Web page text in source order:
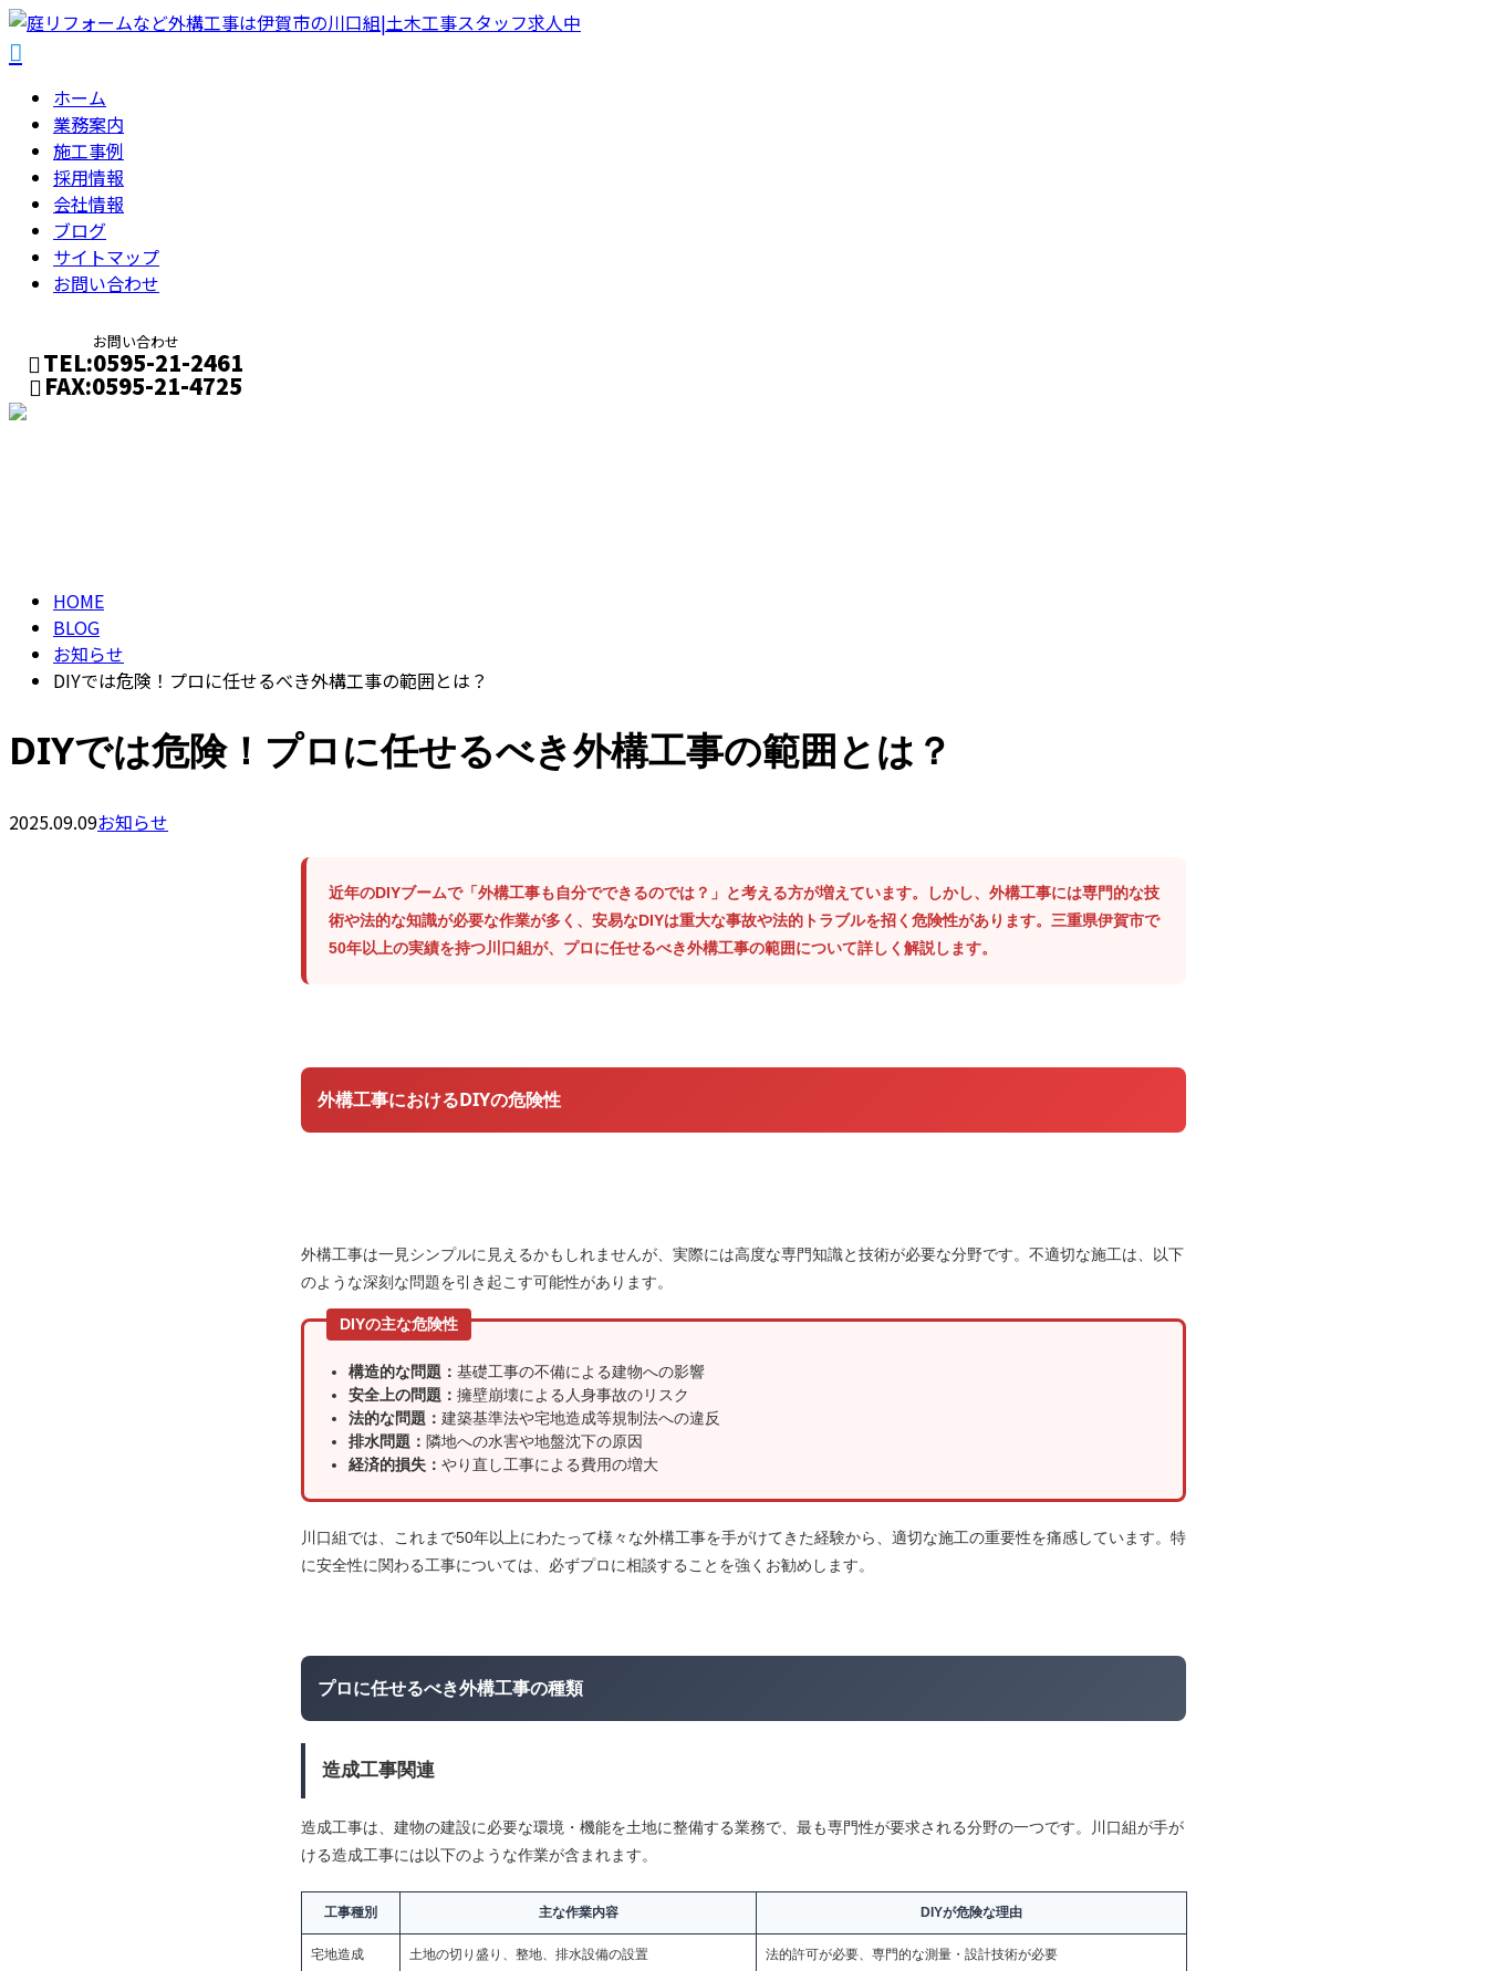
ホーム
業務案内
施工事例
採用情報
会社情報
ブログ
サイトマップ
お問い合わせ
お問い合わせ
TEL:0595-21-2461
FAX:0595-21-4725
HOME
BLOG
お知らせ
DIYでは危険！プロに任せるべき外構工事の範囲とは？
DIYでは危険！プロに任せるべき外構工事の範囲とは？
2025.09.09お知らせ
近年のDIYブームで「外構工事も自分でできるのでは？」と考える方が増えています。しかし、外構工事には専門的な技
術や法的な知識が必要な作業が多く、安易なDIYは重大な事故や法的トラブルを招く危険性があります。三重県伊賀市で
50年以上の実績を持つ川口組が、プロに任せるべき外構工事の範囲について詳しく解説します。
外構工事におけるDIYの危険性
外構工事は一見シンプルに見えるかもしれませんが、実際には高度な専門知識と技術が必要な分野です。不適切な施工は、以下
のような深刻な問題を引き起こす可能性があります。
DIYの主な危険性
構造的な問題： 基礎工事の不備による建物への影響
安全上の問題： 擁壁崩壊による人身事故のリスク
法的な問題： 建築基準法や宅地造成等規制法への違反
排水問題： 隣地への水害や地盤沈下の原因
経済的損失： やり直し工事による費用の増大
川口組では、これまで50年以上にわたって様々な外構工事を手がけてきた経験から、適切な施工の重要性を痛感しています。特
に安全性に関わる工事については、必ずプロに相談することを強くお勧めします。
プロに任せるべき外構工事の種類
造成工事関連
造成工事は、建物の建設に必要な環境・機能を土地に整備する業務で、最も専門性が要求される分野の一つです。川口組が手が
ける造成工事には以下のような作業が含まれます。
工事種別 主な作業内容 DIYが危険な理由
宅地造成 土地の切り盛り、整地、排水設備の設置 法的許可が必要、専門的な測量・設計技術が必要